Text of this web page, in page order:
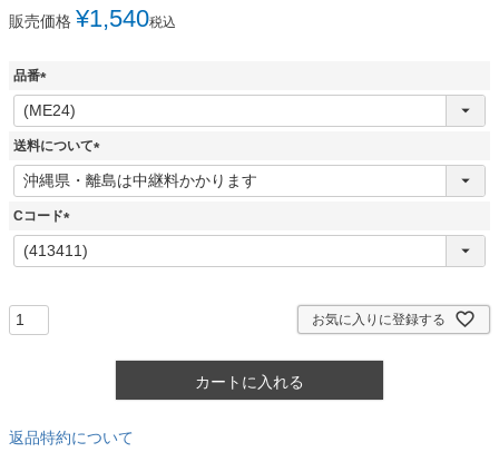
販売価格 ¥1,540税込
品番
(
必
須
送料について
(
必
Cコード
(
必
お気に入りに登録する
カートに入れる
返品特約について